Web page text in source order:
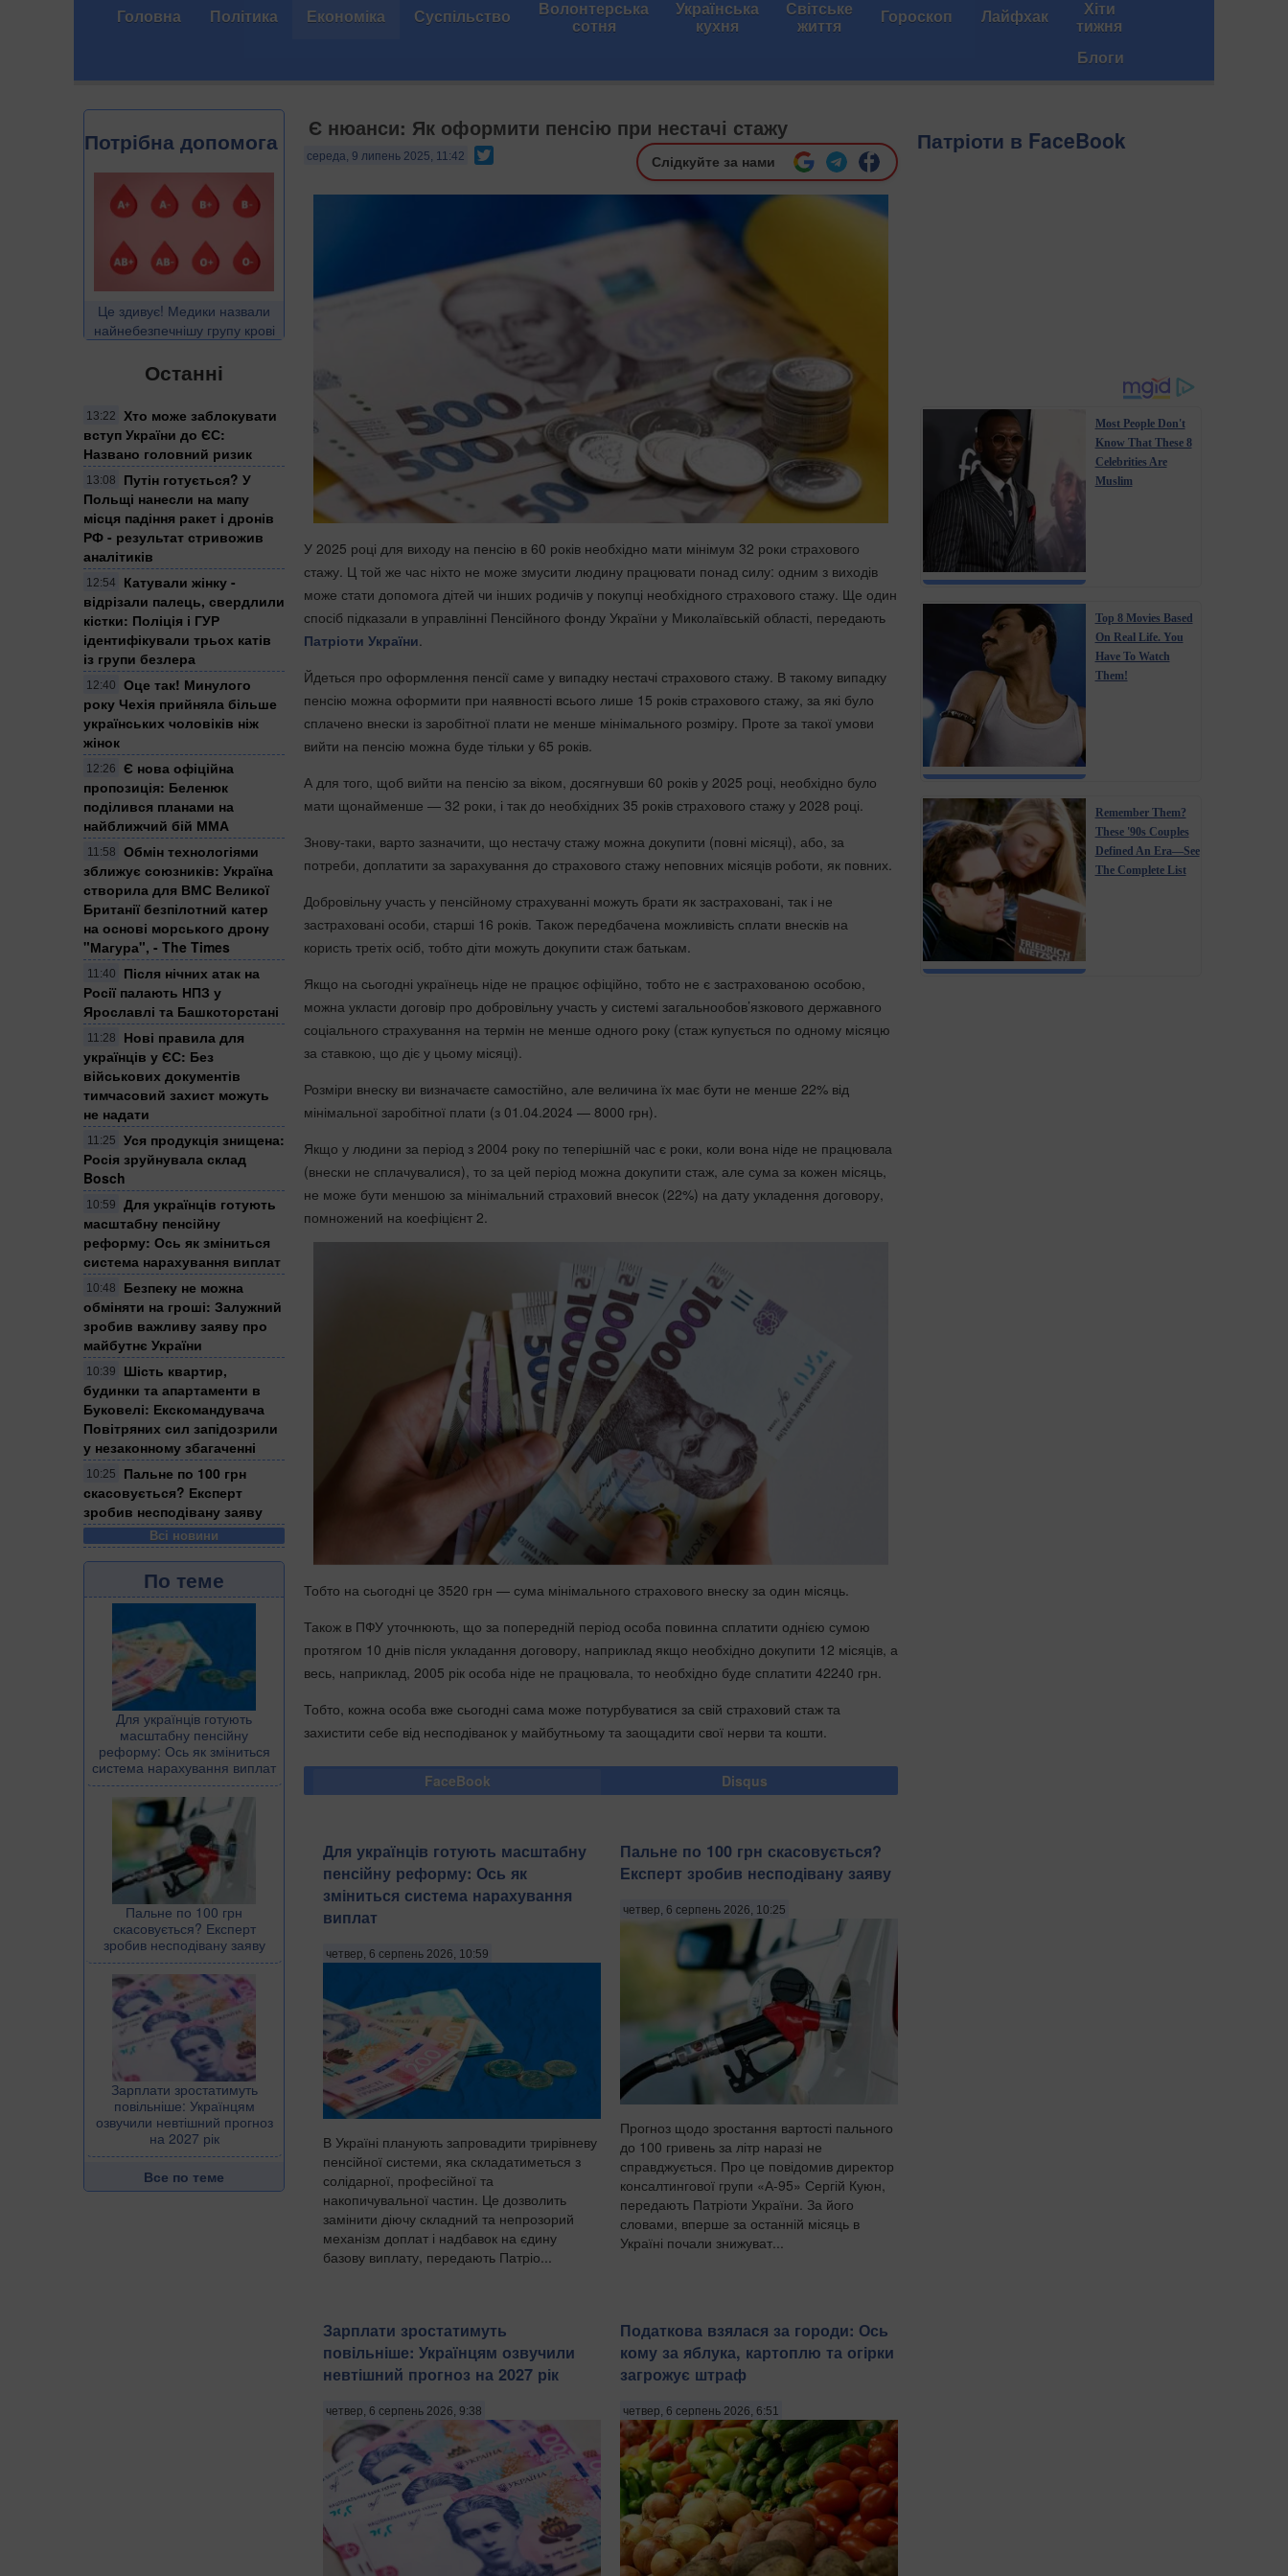
Головна Політика Економіка Суспільство Волонтерська
сотня
Українська
кухня
Світське
життя Гороскоп Лайфхак Хіти
тижня
Блоги
Потрібна допомога
Це здивує! Медики назвали
найнебезпечнішу групу крові
Останні
13:22
Хто може заблокувати
вступ України до ЄС:
Названо головний ризик
13:08
Путін готується? У
Польщі нанесли на мапу
місця падіння ракет і дронів
РФ - результат стривожив
аналітиків
12:54
Катували жінку -
відрізали палець, свердлили
кістки: Поліція і ГУР
ідентифікували трьох катів
із групи безлера
12:40
Оце так! Минулого
року Чехія прийняла більше
українських чоловіків ніж
жінок
12:26
Є нова офіційна
пропозиція: Беленюк
поділився планами на
найближчий бій ММА
11:58
Обмін технологіями
зближує союзників: Україна
створила для ВМС Великої
Британії безпілотний катер
на основі морського дрону
"Магура", - The Times
11:40
Після нічних атак на
Росії палають НПЗ у
Ярославлі та Башкоторстані
11:28
Нові правила для
українців у ЄС: Без
військових документів
тимчасовий захист можуть
не надати
11:25
Уся продукція знищена:
Росія зруйнувала склад
Bosch
10:59
Для українців готують
масштабну пенсійну
реформу: Ось як зміниться
система нарахування виплат
10:48
Безпеку не можна
обміняти на гроші: Залужний
зробив важливу заяву про
майбутнє України
10:39
Шість квартир,
будинки та апартаменти в
Буковелі: Екскомандувача
Повітряних сил запідозрили
у незаконному збагаченні
10:25
Пальне по 100 грн
скасовується? Експерт
зробив несподівану заяву
Всі новини
По теме
Для українців готують
масштабну пенсійну
реформу: Ось як зміниться
система нарахування виплат
Пальне по 100 грн
скасовується? Експерт
зробив несподівану заяву
Зарплати зростатимуть
повільніше: Українцям
озвучили невтішний прогноз
на 2027 рік
Все по теме
Є нюанси: Як оформити пенсію при нестачі стажу
середа, 9 липень 2025, 11:42 Слідкуйте за нами
У 2025 році для виходу на пенсію в 60 років необхідно мати мінімум 32 роки страхового
стажу. Ц той же час ніхто не може змусити людину працювати понад силу: одним з виходів
може стати допомога дітей чи інших родичів у покупці необхідного страхового стажу. Ще один
спосіб підказали в управлінні Пенсійного фонду України у Миколаївській області, передають
Патріоти України
Йдеться про оформлення пенсії саме у випадку нестачі страхового стажу. В такому випадку
пенсію можна оформити при наявності всього лише 15 років страхового стажу, за які було
сплачено внески із заробітної плати не менше мінімального розміру. Проте за такої умови
вийти на пенсію можна буде тільки у 65 років.
А для того, щоб вийти на пенсію за віком, досягнувши 60 років у 2025 році, необхідно було
мати щонайменше — 32 роки, і так до необхідних 35 років страхового стажу у 2028 році.
Знову-таки, варто зазначити, що нестачу стажу можна докупити (повні місяці), або, за
потреби, доплатити за зарахування до страхового стажу неповних місяців роботи, як повних.
Добровільну участь у пенсійному страхуванні можуть брати як застраховані, так і не
застраховані особи, старші 16 років. Також передбачена можливість сплати внесків на
користь третіх осіб, тобто діти можуть докупити стаж батькам.
Якщо на сьогодні українець ніде не працює офіційно, тобто не є застрахованою особою,
можна укласти договір про добровільну участь у системі загальнообов’язкового державного
соціального страхування на термін не менше одного року (стаж купується по одному місяцю
за ставкою, що діє у цьому місяці).
Розміри внеску ви визначаєте самостійно, але величина їх має бути не менше 22% від
мінімальної заробітної плати (з 01.04.2024 — 8000 грн).
Якщо у людини за період з 2004 року по теперішній час є роки, коли вона ніде не працювала
(внески не сплачувалися), то за цей період можна докупити стаж, але сума за кожен місяць,
не може бути меншою за мінімальний страховий внесок (22%) на дату укладення договору,
помножений на коефіцієнт 2.
Тобто на сьогодні це 3520 грн — сума мінімального страхового внеску за один місяць.
Також в ПФУ уточнюють, що за попередній період особа повинна сплатити однією сумою
протягом 10 днів після укладання договору, наприклад якщо необхідно докупити 12 місяців, а
весь, наприклад, 2005 рік особа ніде не працювала, то необхідно буде сплатити 42240 грн.
Тобто, кожна особа вже сьогодні сама може потурбуватися за свій страховий стаж та
захистити себе від несподіванок у майбутньому та заощадити свої нерви та кошти.
FaceBook Disqus
Для українців готують масштабну
пенсійну реформу: Ось як
зміниться система нарахування
виплат
четвер, 6 серпень 2026, 10:59
В Україні планують запровадити трирівневу
пенсійної системи, яка складатиметься з
солідарної, професійної та
накопичувальної частин. Це дозволить
замінити діючу складний та непрозорий
механізм доплат і надбавок на єдину
базову виплату, передають Патріо...
Пальне по 100 грн скасовується?
Експерт зробив несподівану заяву
четвер, 6 серпень 2026, 10:25
Прогноз щодо зростання вартості пального
до 100 гривень за літр наразі не
справджується. Про це повідомив директор
консалтингової групи «А-95» Сергій Куюн,
передають Патріоти України. За його
словами, вперше за останній місяць в
Україні почали знижуват...
Зарплати зростатимуть
повільніше: Українцям озвучили
невтішний прогноз на 2027 рік
четвер, 6 серпень 2026, 9:38
Податкова взялася за городи: Ось
кому за яблука, картоплю та огірки
загрожує штраф
четвер, 6 серпень 2026, 6:51
Патріоти в FaceBook
Most People Don't
Know That These 8
Celebrities Are
Muslim
Top 8 Movies Based
On Real Life. You
Have To Watch
Them!
Remember Them?
These '90s Couples
Defined An Era—See
The Complete List